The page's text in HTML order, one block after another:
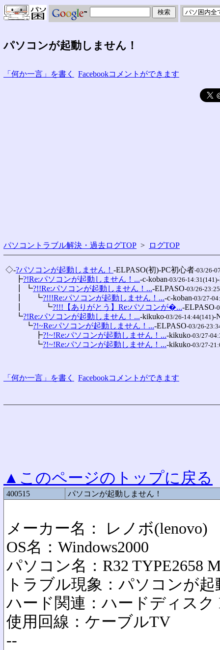
パソコンが起動しません！
「何か一言」を書く Facebookコメントができます
パソコントラブル解決・過去ログTOP > ログTOP
◇-?パソコンが起動しません！ -ELPASO(初)-PC初心者-03/26-
┣?!Re:パソコンが起動しません！...-c-koban-03/26-14:31(141)
┃ ┗?!!Re:パソコンが起動しません！...-ELPASO-03/26-
┃ 　 ┗?!!!Re:パソコンが起動しません！...-c-koban-03/27-
┃ 　 　 ┗?!!!【ありがとう】Re:パソコンが�...-ELPASO-
┗?!Re:パソコンが起動しません！...-kikuko-03/26-14:44(141)-
┗?!~Re:パソコンが起動しません！...-ELPASO-03/26-
┣?!~!Re:パソコンが起動しません！...-kikuko-03/27-
┗?!~!Re:パソコンが起動しません！...-kikuko-03/27-
「何か一言」を書く Facebookコメントができます
▲このページのトップに戻る
400515 パソコンが起動しません！
メーカー名： レノボ
OS名：Windows2000
パソコン名：R32 TYPE2658
トラブル現象：パソコンが
ハード関連：ハードディスク
使用回線：ケーブルTV
--